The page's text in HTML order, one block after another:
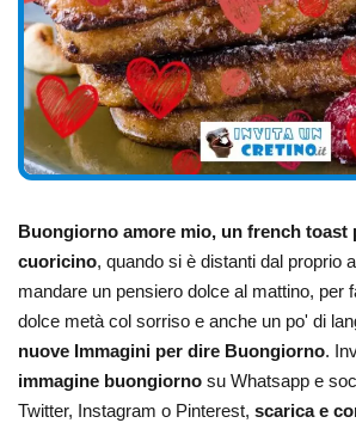
Buongiorno amore mio, un french toast
cuoricino, quando si è distanti dal proprio
mandare un pensiero dolce al mattino, per
dolce metà col sorriso e anche un po' di
nuove Immagini per dire Buongiorno.
immagine buongiorno su Whatsapp e
Twitter, Instagram o Pinterest, scarica e